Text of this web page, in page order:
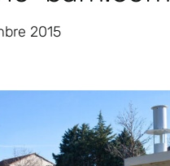
2015